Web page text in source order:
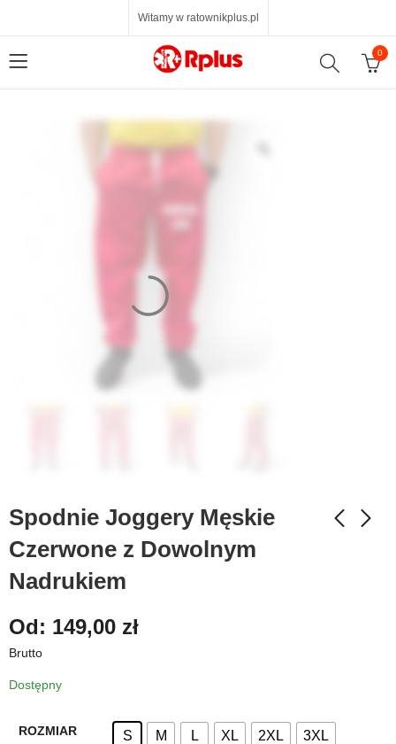
Witamy w ratownikplus.pl
0
Spodnie Joggery Męskie
Czerwone z Dowolnym
Nadrukiem
Od: 149,00 zł
Brutto
Dostępny
ROZMIAR S M L XL 2XL 3XL